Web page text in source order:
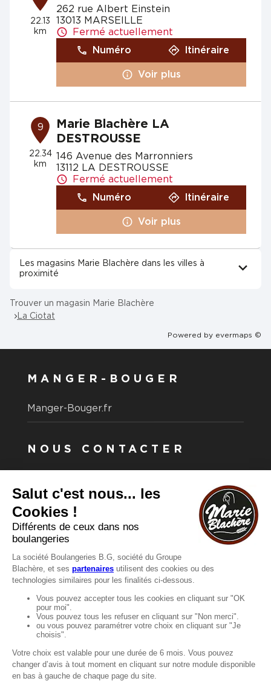
22.13
km
262 rue Albert Einstein
13013 MARSEILLE
Fermé actuellement
Numéro
Itinéraire
Voir plus
9
22.34
km
Marie Blachère LA
DESTROUSSE
146 Avenue des Marronniers
13112 LA DESTROUSSE
Fermé actuellement
Numéro
Itinéraire
Voir plus
Les magasins Marie Blachère dans les villes à
proximité
Trouver un magasin Marie Blachère
La Ciotat
Powered by evermaps ©
MANGER-BOUGER
Manger-Bouger.fr
NOUS CONTACTER
Vous souhaitez nous contacter ?
Consultez notre FAQ.
FAQ
Recrutement
MENTIONS
Mentions légales
Protection des données